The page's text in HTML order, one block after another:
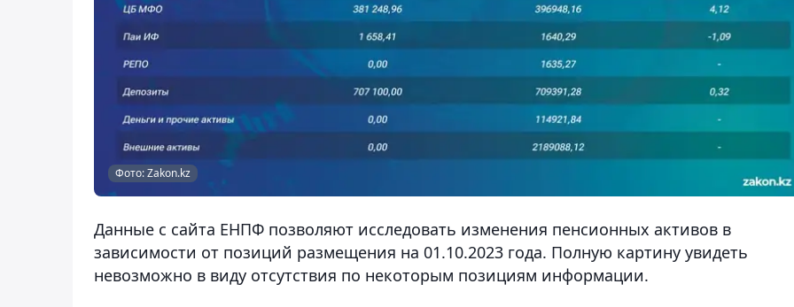
Фото: Zakon.kz
Данные с сайта ЕНПФ позволяют исследовать изменения пенсионных активов в
зависимости от позиций размещения на 01.10.2023 года. Полную картину увидеть
невозможно в виду отсутствия по некоторым позициям информации.